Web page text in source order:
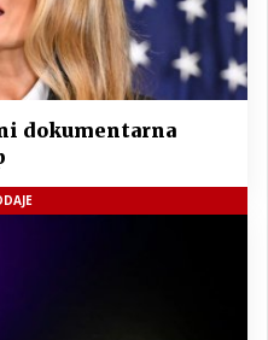
dokumentarna